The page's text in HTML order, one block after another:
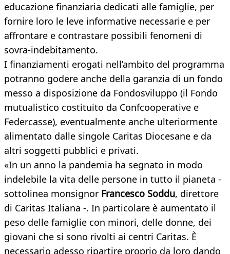
educazione finanziaria dedicati alle famiglie, per
fornire loro le leve informative necessarie e per
affrontare e contrastare possibili fenomeni di
sovra-indebitamento.
I finanziamenti erogati nell’ambito del programma
potranno godere anche della garanzia di un fondo
messo a disposizione da Fondosviluppo (il Fondo
mutualistico costituito da Confcooperative e
Federcasse), eventualmente anche ulteriormente
alimentato dalle singole Caritas Diocesane e da
altri soggetti pubblici e privati.
«In un anno la pandemia ha segnato in modo
indelebile la vita delle persone in tutto il pianeta -
sottolinea monsignor Francesco Soddu, direttore
di Caritas Italiana -. In particolare è aumentato il
peso delle famiglie con minori, delle donne, dei
giovani che si sono rivolti ai centri Caritas. È
necessario adesso ripartire proprio da loro dando